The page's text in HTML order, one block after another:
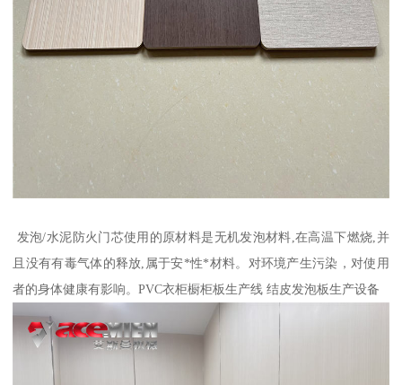
发泡/水泥防火门芯使用的原材料是无机发泡材料,在高温下燃烧,并
且没有有毒气体的释放,属于安*性*材料。对环境产生污染，对使用
者的身体健康有影响。PVC衣柜橱柜板生产线 结皮发泡板生产设备